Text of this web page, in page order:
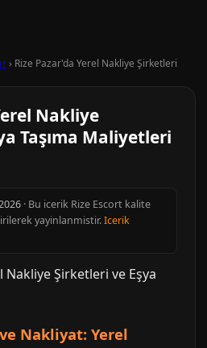
› Rize Pazar'da Yerel Nakliye Şirketleri
Nakliye
Taşıma Maliyetleri
· Bu icerik Rize Escort kalite
yayinlanmistir.Icerik
Nakliyat: Yerel